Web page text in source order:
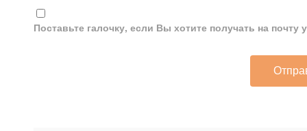
Поставьте галочку, если Вы хотите получать на